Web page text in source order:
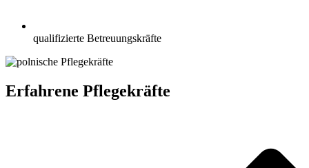
qualifizierte Betreuungskräfte
Erfahrene Pflegekräfte